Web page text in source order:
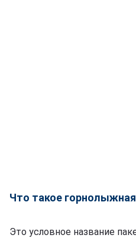
Что такое
Это условное название